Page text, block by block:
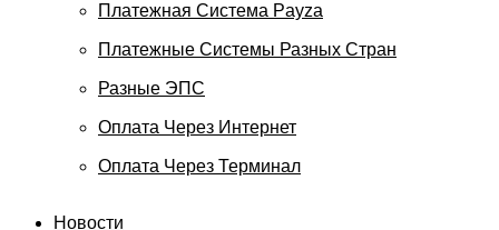
Платежная Система Payza
Платежные Системы Разных Стран
Разные ЭПС
Оплата Через Интернет
Оплата Через Терминал
Новости